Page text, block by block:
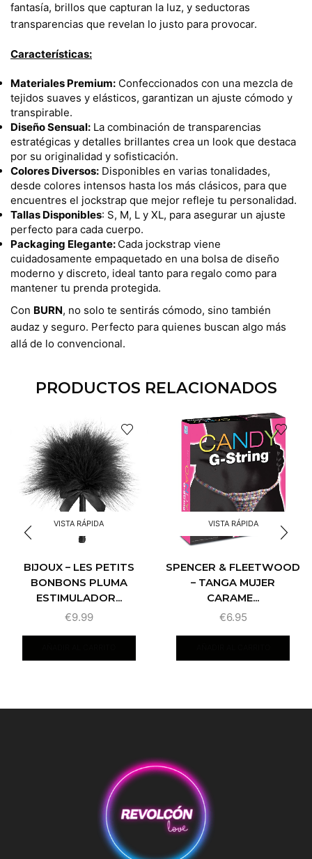
fantasía, brillos que capturan la luz, y seductoras
transparencias que revelan lo justo para provocar.
Características:
Materiales Premium: Confeccionados con una mezcla de
tejidos suaves y elásticos, garantizan un ajuste cómodo y
transpirable.
Diseño Sensual: La combinación de transparencias
estratégicas y detalles brillantes crea un look que destaca
por su originalidad y sofisticación.
Colores Diversos: Disponibles en varias tonalidades,
desde colores intensos hasta los más clásicos, para que
encuentres el jockstrap que mejor refleje tu personalidad.
Tallas Disponibles: S, M, L y XL, para asegurar un ajuste
perfecto para cada cuerpo.
Packaging Elegante: Cada jockstrap viene
cuidadosamente empaquetado en una bolsa de diseño
moderno y discreto, ideal tanto para regalo como para
mantener tu prenda protegida.
Con BURN, no solo te sentirás cómodo, sino también
audaz y seguro. Perfecto para quienes buscan algo más
allá de lo convencional.
PRODUCTOS RELACIONADOS
VISTA RÁPIDA
BIJOUX – LES PETITS
BONBONS PLUMA
ESTIMULADOR...
€9.99
VISTA RÁPIDA
SPENCER & FLEETWOOD
– TANGA MUJER
CARAME...
€6.95